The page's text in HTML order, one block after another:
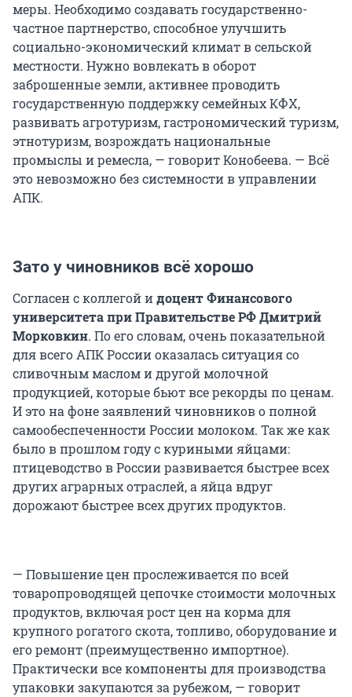
меры. Необходимо создавать государственно-
частное партнерство, способное улучшить
социально-экономический климат в сельской
местности. Нужно вовлекать в оборот
заброшенные земли, активнее проводить
государственную поддержку семейных КФХ,
развивать агротуризм, гастрономический туризм,
этнотуризм, возрождать национальные
промыслы и ремесла, — говорит Конобеева. — Всё
это невозможно без системности в управлении
АПК.
Зато у чиновников всё хорошо
Согласен с коллегой идоцент Финансового
университета при Правительстве РФ Дмитрий
Морковкин. По его словам, очень показательной
для всего АПК России оказалась ситуация со
сливочным маслом и другой молочной
продукцией, которые бьют всерекорды по ценам.
И это на фоне заявлений чиновников о полной
самообеспеченности России молоком. Так же как
было в прошлом году с куриными яйцами:
птицеводство в России развивается быстрее всех
других аграрных отраслей, а яйца вдруг
дорожают быстрее всех других продуктов.
— Повышение цен прослеживается по всей
товаропроводящей цепочке стоимости молочных
продуктов, включая рост цен на корма для
крупного рогатого скота, топливо, оборудование и
его ремонт (преимущественно импортное).
Практически все компоненты для производства
упаковки закупаются за рубежом, — говорит